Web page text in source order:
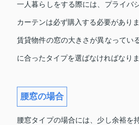
一人暮らしをする際には、プライバ
カーテンは必ず購入する必要がありま
賃貸物件の窓の大きさが異なってい
に合ったタイプを選ばなければなりま
腰窓の場合
腰窓タイプの場合には、少し余裕を